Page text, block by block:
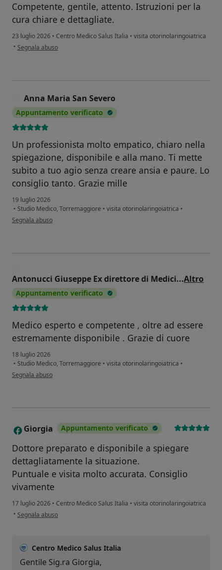
Competente, gentile, attento. Istruzioni per la
cura chiare e dettagliate.
23 luglio 2026 • Centro Medico Salus Italia • visita otorinolaringoiatrica
• secondo l'opinione dell'utente Matteo Terenzio
Segnala abuso
Anna Maria San Severo
Appuntamento verificato
Un professionista molto empatico, chiaro nella
spiegazione, disponibile e alla mano. Ti mette
subito a tuo agio senza creare ansia e paure. Lo
consiglio tanto. Grazie mille
19 luglio 2026
• Studio Medico, Torremaggiore • visita otorinolaringoiatrica •
secondo l'opinione dell'utente Anna Maria San Severo
Segnala abuso
Antonucci Giuseppe Ex direttore di Medici...Altro
Appuntamento verificato
Medico esperto e competente , oltre ad essere
estremamente disponibile . Grazie di cuore
18 luglio 2026
• Studio Medico, Torremaggiore • visita otorinolaringoiatrica •
secondo l'opinione dell'utente Antonucci Giuseppe Ex direttore di Medicina
Segnala abuso
G Giorgia Appuntamento verificato
Dottore preparato e disponibile a spiegare
dettagliatamente la situazione.
Puntuale e visita molto accurata. Consiglio
vivamente
17 luglio 2026 • Centro Medico Salus Italia • visita otorinolaringoiatrica
• secondo l'opinione dell'utente Giorgia
Segnala abuso
Centro Medico Salus Italia
Gentile Sig.ra Giorgia,